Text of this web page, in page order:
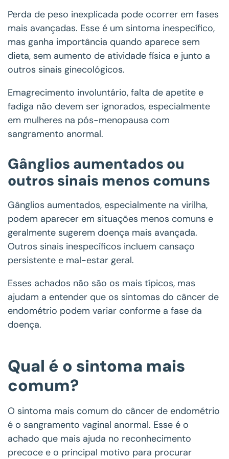
Perda de peso inexplicada pode ocorrer em fases
mais avançadas. Esse é um sintoma inespecífico,
mas ganha importância quando aparece sem
dieta, sem aumento de atividade física e junto a
outros sinais ginecológicos.
Emagrecimento involuntário, falta de apetite e
fadiga não devem ser ignorados, especialmente
em mulheres na pós-menopausa com
sangramento anormal.
Gânglios aumentados ou
outros sinais menos comuns
Gânglios aumentados, especialmente na virilha,
podem aparecer em situações menos comuns e
geralmente sugerem doença mais avançada.
Outros sinais inespecíficos incluem cansaço
persistente e mal-estar geral.
Esses achados não são os mais típicos, mas
ajudam a entender que os sintomas do câncer de
endométrio podem variar conforme a fase da
doença.
Qual é o sintoma mais
comum?
O sintoma mais comum do câncer de endométrio
é o sangramento vaginal anormal. Esse é o
achado que mais ajuda no reconhecimento
precoce e o principal motivo para procurar